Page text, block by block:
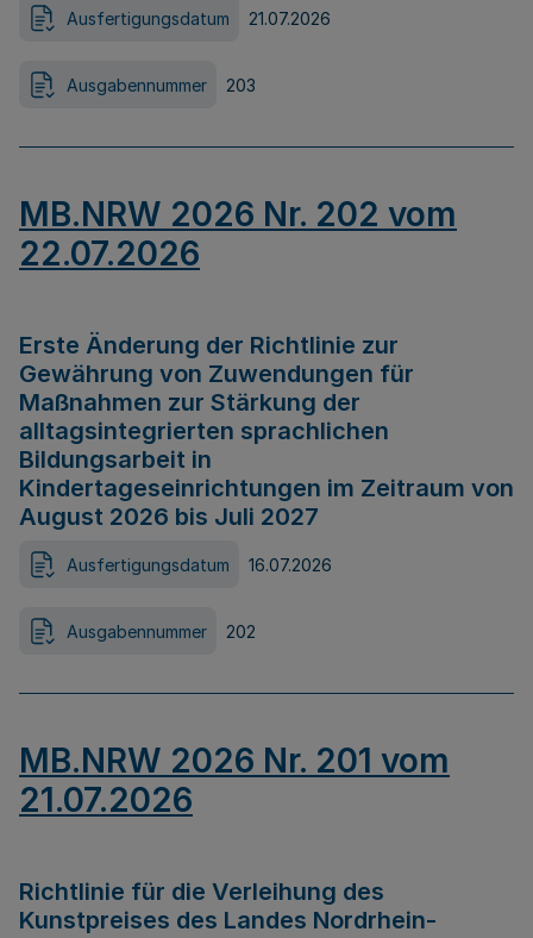
Ausfertigungsdatum 21.07.2026
Ausgabennummer 203
MB.NRW 2026 Nr. 202 vom
22.07.2026
Erste Änderung der Richtlinie zur
Gewährung von Zuwendungen für
Maßnahmen zur Stärkung der
alltagsintegrierten sprachlichen
Bildungsarbeit in
Kindertageseinrichtungen im Zeitraum von
August 2026 bis Juli 2027
Ausfertigungsdatum 16.07.2026
Ausgabennummer 202
MB.NRW 2026 Nr. 201 vom
21.07.2026
Richtlinie für die Verleihung des
Kunstpreises des Landes Nordrhein-